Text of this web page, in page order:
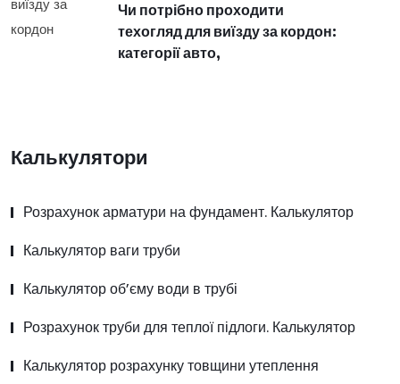
Чи потрібно проходити
техогляд для виїзду за кордон:
категорії авто,
Калькулятори
Розрахунок арматури на фундамент. Калькулятор
Калькулятор ваги труби
Калькулятор об’єму води в трубі
Розрахунок труби для теплої підлоги. Калькулятор
Калькулятор розрахунку товщини утеплення